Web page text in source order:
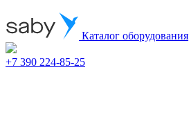
Каталог оборудования
+7 390 224-85-25